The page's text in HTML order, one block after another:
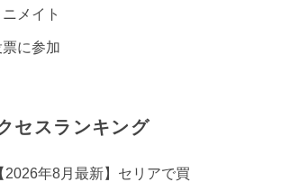
メイト
票に参加
セスランキング
2026年8月最新】セリアで買